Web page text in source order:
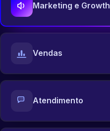
Marketing e Growth
Vendas
Atendimento